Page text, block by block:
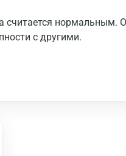
считается нормальным.
с другими.